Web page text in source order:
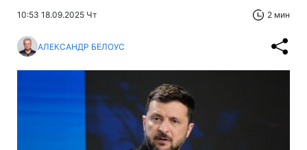
10:53 18.09.2025 Чт 2 мин
АЛЕКСАНДР БЕЛОУС